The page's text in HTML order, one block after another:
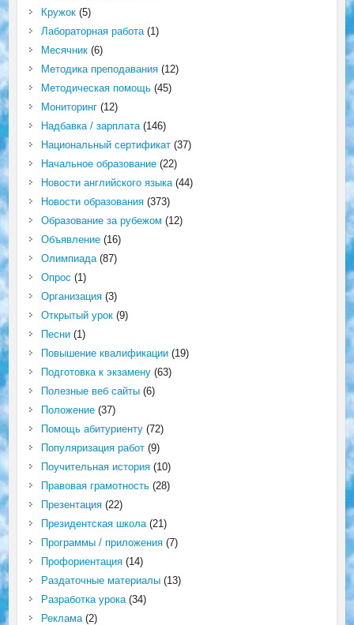
Кружок(5)
Лабораторная работа(1)
Месячник(6)
Методика преподавания(12)
Методическая помощь(45)
Мониторинг(12)
Надбавка / зарплата(146)
Национальный сертификат(37)
Начальное образование(22)
Новости английского языка(44)
Новости образования(373)
Образование за рубежом (12)
Объявление(16)
Олимпиада(87)
Опрос (1)
Организация(3)
Открытый урок(9)
Песни(1)
Повышение квалификации(19)
Подготовка к экзамену(63)
Полезные веб сайты(6)
Положение(37)
Помощь абитуриенту(72)
Популяризация работ(9)
Поучительная история(10)
Правовая грамотность(28)
Презентация(22)
Президентская школа(21)
Программы / приложения(7)
Профориентация(14)
Раздаточные материалы(13)
Разработка урока(34)
Реклама(2)